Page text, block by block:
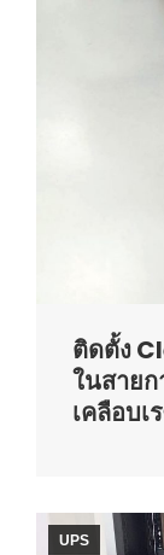
ติดตั้ง
ในสาย
เคลือบเ
UPS